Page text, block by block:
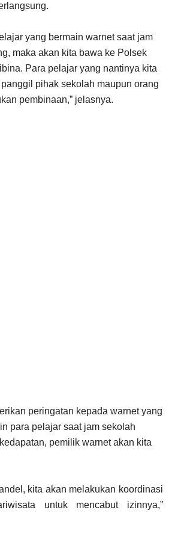
yang bermain warnet saat jam
maka akan kita bawa ke Polsek
Para pelajar yang nantinya kita
pihak sekolah maupun orang
pembinaan,” jelasnya.
peringatan kepada warnet yang
para pelajar saat jam sekolah
pemilik warnet akan kita
kita akan melakukan koordinasi
untuk mencabut izinnya,”